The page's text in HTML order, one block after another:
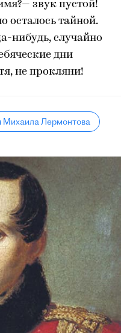
звук пустой!
осталось тайной.
нибудь, случайно
дни
не прокляни!
Михаила Лермонтова